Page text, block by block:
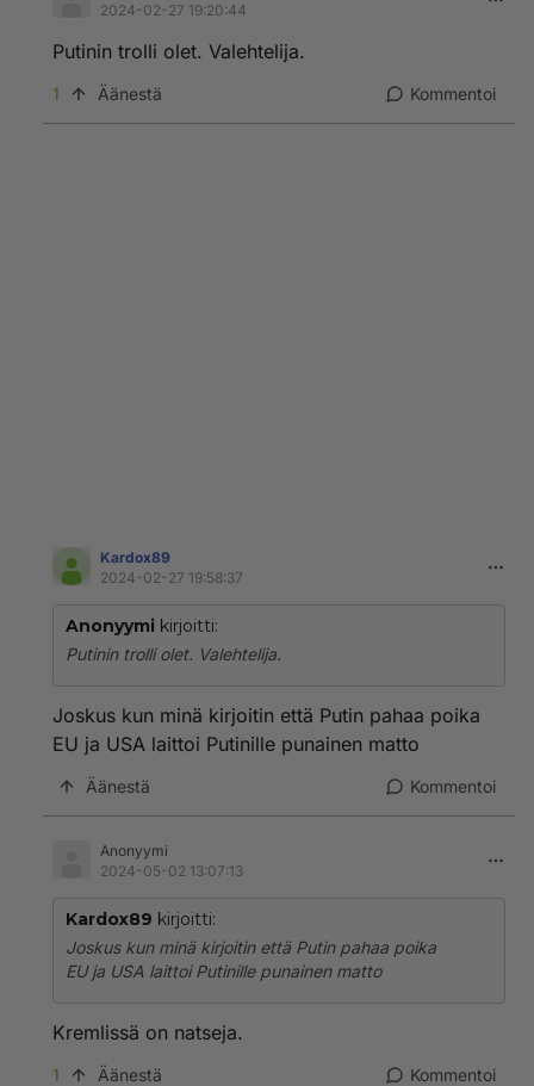
2024-02-27 19:20:44
Putinin trolli olet. Valehtelija.
1 Äänestä Kommentoi
Kardox89
2024-02-27 19:58:37
Anonyymi kirjoitti:
Putinin trolli olet. Valehtelija.
Joskus kun minä kirjoitin että Putin pahaa poika
EU ja USA laittoi Putinille punainen matto
Äänestä Kommentoi
Anonyymi
2024-05-02 13:07:13
Kardox89 kirjoitti:
Joskus kun minä kirjoitin että Putin pahaa poika
EU ja USA laittoi Putinille punainen matto
Kremlissä on natseja.
1 Äänestä Kommentoi